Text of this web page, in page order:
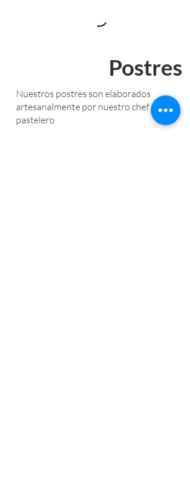
Postres
Nuestros postres son elaborados
artesanalmente por nuestro chef
pastelero